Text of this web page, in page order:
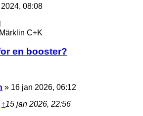
08:08
Märklin C+K
en booster?
» 16 jan 2026, 06:12
↑15 jan 2026, 22:56